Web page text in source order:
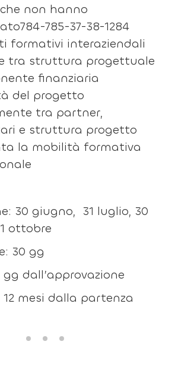
non hanno
785-37-38-1284
formativi interaziendali
tra struttura progettuale
finanziaria
del progetto
tra partner,
e struttura progetto
la mobilità formativa
30 giugno, 31 luglio, 30
ottobre
30 gg
dall’approvazione
12 mesi dalla partenza